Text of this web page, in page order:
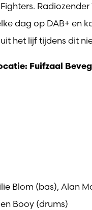
dag op DAB+ en
het lijf tijdens dit
Fuifzaal
Blom (bas), Alan
Booy (drums)